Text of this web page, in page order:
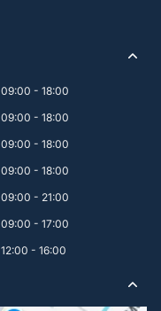
09:00 - 18:00
09:00 - 18:00
09:00 - 18:00
09:00 - 18:00
09:00 - 21:00
09:00 - 17:00
12:00 - 16:00